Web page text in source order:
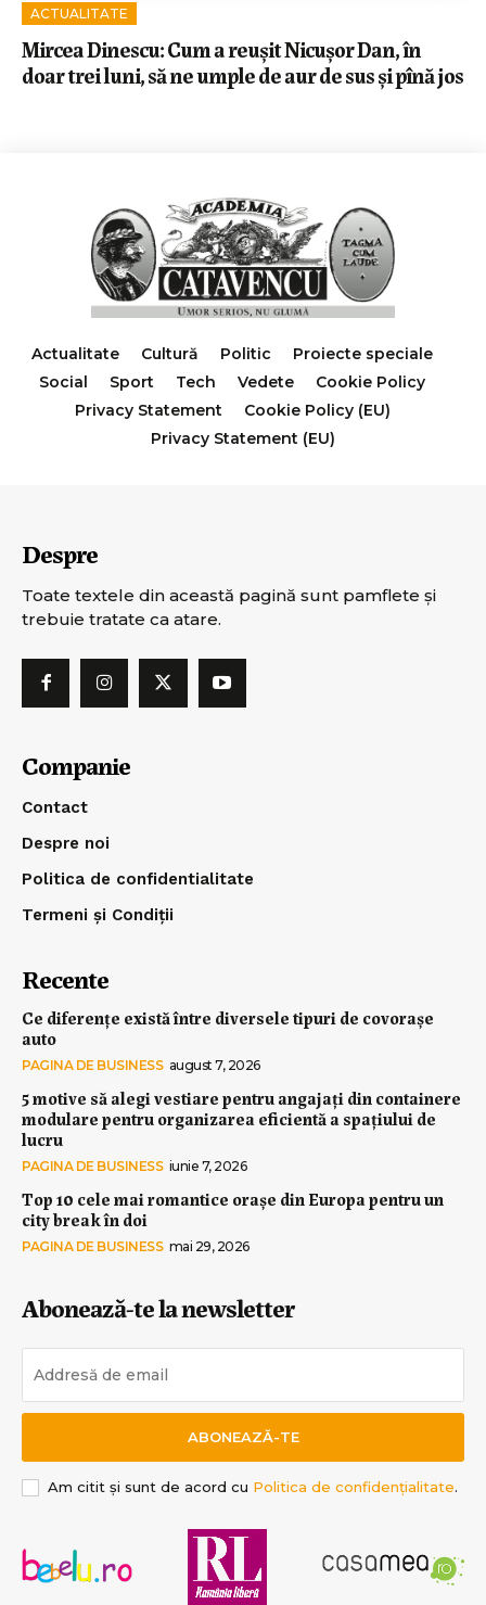
ACTUALITATE
Mircea Dinescu: Cum a reușit Nicușor Dan, în
doar trei luni, să ne umple de aur de sus și pînă jos
Actualitate Cultură Politic
Proiecte speciale
Social
Sport Tech Vedete
Cookie Policy
Privacy Statement
Cookie Policy (EU)
Privacy Statement (EU)
Despre
Toate textele din această pagină sunt pamflete şi
trebuie tratate ca atare.
Companie
Contact
Despre noi
Politica de confidentialitate
Termeni și Condiții
Recente
Ce diferențe există între diversele tipuri de covorașe
auto
PAGINA DE BUSINESS august 7, 2026
5 motive să alegi vestiare pentru angajați din containere
modulare pentru organizarea eficientă a spațiului de
lucru
PAGINA DE BUSINESS iunie 7, 2026
Top 10 cele mai romantice orașe din Europa pentru un
city break în doi
PAGINA DE BUSINESS mai 29, 2026
Abonează-te la newsletter
ABONEAZĂ-TE
Am citit și sunt de acord cu Politica de confidențialitate.